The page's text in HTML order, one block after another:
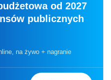
od 2027
publicznych
na żywo + nagranie